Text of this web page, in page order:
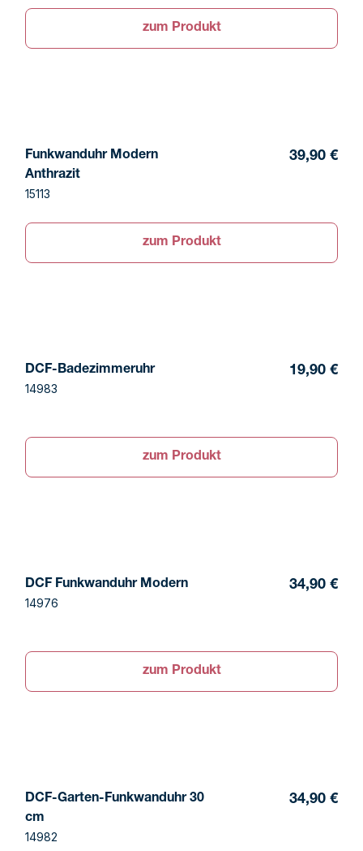
zum Produkt
Funkwanduhr Modern
Anthrazit
15113
39,90 €
zum Produkt
DCF-Badezimmeruhr
14983
19,90 €
zum Produkt
DCF Funkwanduhr Modern
14976
34,90 €
zum Produkt
DCF-Garten-Funkwanduhr 30
cm
14982
34,90 €